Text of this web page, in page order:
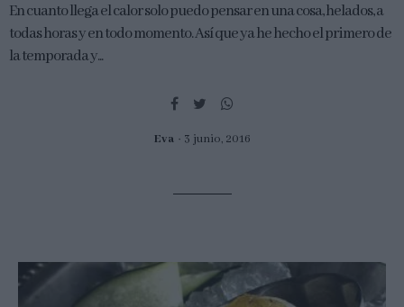
En cuanto llega el calor solo puedo pensar en una cosa, helados, a
todas horas y en todo momento. Así que ya he hecho el primero de
la temporada y...
Eva 3 junio, 2016